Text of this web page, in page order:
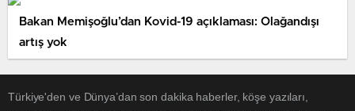
Bakan Memişoğlu’dan Kovid-19 açıklaması: Olağandışı
artış yok
Türkiye'den ve Dünya’dan son dakika haberler, köşe yazıları,